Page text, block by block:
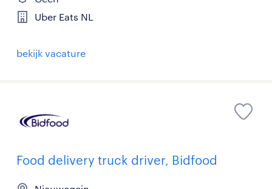
Uber Eats NL
bekijk vacature
Food delivery truck driver, Bidfood